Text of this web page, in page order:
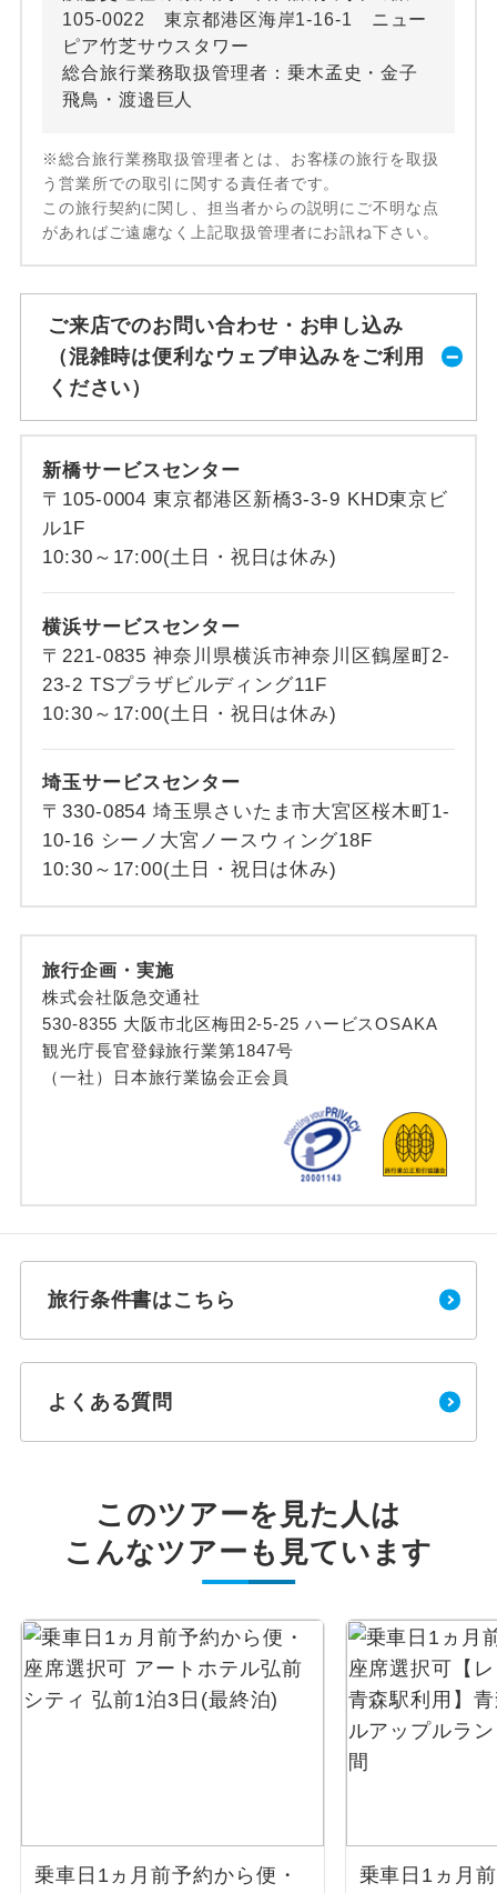
105-0022 東京都港区海岸1-16-1 ニュー
ピア竹芝サウスタワー
総合旅行業務取扱管理者：乗木孟史・金子
飛鳥・渡邉巨人
※総合旅行業務取扱管理者とは、お客様の旅行を取扱
う営業所での取引に関する責任者です。
この旅行契約に関し、担当者からの説明にご不明な点
があればご遠慮なく上記取扱管理者にお訊ね下さい。
ご来店でのお問い合わせ・お申し込み
（混雑時は便利なウェブ申込みをご利用
ください）
新橋サービスセンター
〒105-0004 東京都港区新橋3-3-9 KHD東京ビ
ル1F
10:30～17:00(土日・祝日は休み)
横浜サービスセンター
〒221-0835 神奈川県横浜市神奈川区鶴屋町2-
23-2 TSプラザビルディング11F
10:30～17:00(土日・祝日は休み)
埼玉サービスセンター
〒330-0854 埼玉県さいたま市大宮区桜木町1-
10-16 シーノ大宮ノースウィング18F
10:30～17:00(土日・祝日は休み)
旅行企画・実施
株式会社阪急交通社
530-8355 大阪市北区梅田2-5-25 ハービスOSAKA
観光庁長官登録旅行業第1847号
（一社）日本旅行業協会正会員
旅行条件書はこちら
よくある質問
このツアーを見た人は
こんなツアーも見ています
乗車日1ヵ月前予約から便・
乗車日1ヵ月